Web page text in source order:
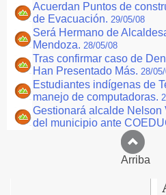
Acuerdan Puntos de
de Evacuación. 29/05/08
Será Hermano de
Mendoza. 28/05/08
Tras confirmar caso de
Han Presentado Más. 28/
Estudiantes indígenas de
manejo de computadoras.
Gestionará alcalde Nelson
del municipio ante